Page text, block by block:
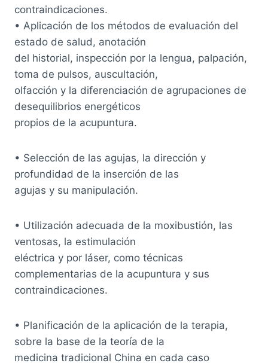
contraindicaciones.
• Aplicación de los métodos de evaluación del
estado de salud, anotación
del historial, inspección por la lengua, palpación,
toma de pulsos, auscultación,
olfacción y la diferenciación de agrupaciones de
desequilibrios energéticos
propios de la acupuntura.
• Selección de las agujas, la dirección y
profundidad de la inserción de las
agujas y su manipulación.
• Utilización adecuada de la moxibustión, las
ventosas, la estimulación
eléctrica y por láser, como técnicas
complementarias de la acupuntura y sus
contraindicaciones.
• Planificación de la aplicación de la terapia,
sobre la base de la teoría de la
medicina tradicional China en cada caso